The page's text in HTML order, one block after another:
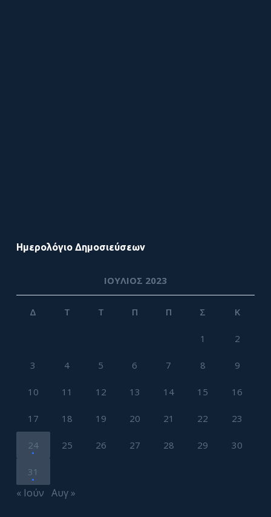
Ημερολόγιο Δημοσιεύσεων
ΙΟΎΛΙΟΣ 2023
Δ Τ Τ Π Π Σ Κ
1 2
3 4 5 6 7 8 9
10 11 12 13 14 15 16
17 18 19 20 21 22 23
24 25 26 27 28 29 30
31
« Ιούν Αυγ »